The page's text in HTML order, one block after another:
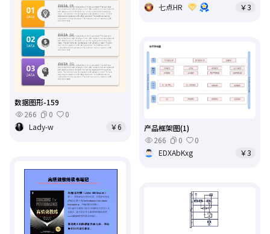
七点HR
￥3
数据图形-159
266
0
0
Lady-w
￥6
产品框架图(1)
266
0
0
EDXAbKxg
￥3